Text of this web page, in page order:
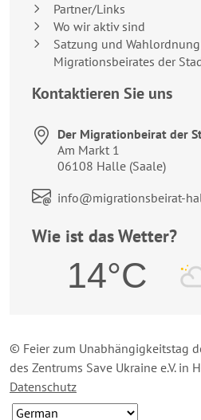
Partner/Links
Wo wir aktiv sind
Satzung und
Migrationsbeirates der
Kontaktieren Sie uns
Der Migrationbeirat der
Anschrift:
Am Markt 1
06108 Halle (Saale)
Link zum Kontaktformular:
info@migrationsbeirat-
Wie ist das Wetter?
14°C
© Feier zum Unabhängigkeitstag
des Zentrums Save Ukraine e.V. in
Datenschutz